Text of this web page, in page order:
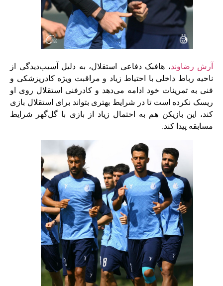
آرش رضاوند، هافبک دفاعی استقلال، به دلیل آسیب‌دیدگی از
ناحیه رباط داخلی با احتیاط زیاد و مراقبت ویژه کادرپزشکی و
فنی به تمرینات خود ادامه می‌دهد و کادرفنی استقلال روی او
ریسک نکرده است تا در شرایط بهتری بتواند برای استقلال بازی
کند، این بازیکن هم به احتمال زیاد از بازی با گل‌گهر شرایط
مسابقه پیدا کند.